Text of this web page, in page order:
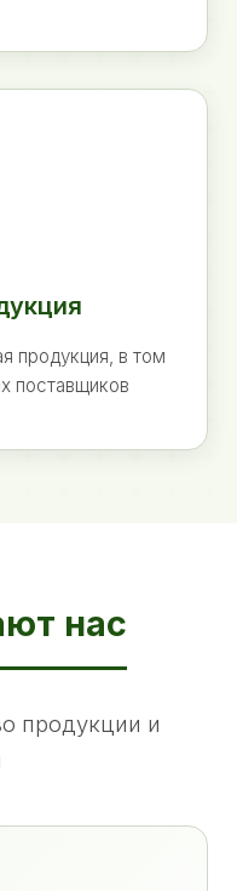
продукция, в том
поставщиков
нас
продукции и